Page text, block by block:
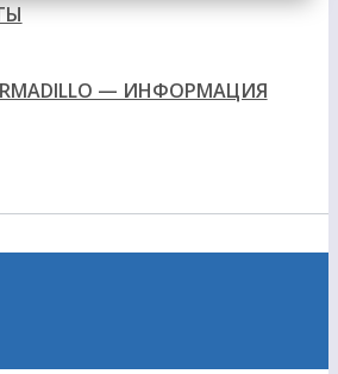
— ИНФОРМАЦИЯ